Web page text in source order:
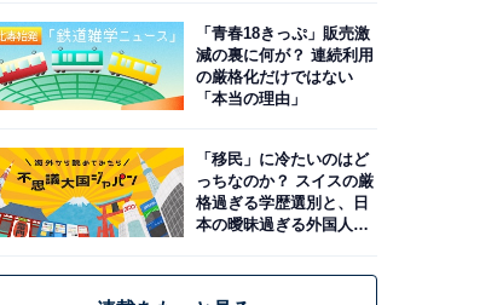
「青春18きっぷ」販売激
減の裏に何が？ 連続利用
の厳格化だけではない
「本当の理由」
「移民」に冷たいのはど
っちなのか？ スイスの厳
格過ぎる学歴選別と、日
本の曖昧過ぎる外国人政